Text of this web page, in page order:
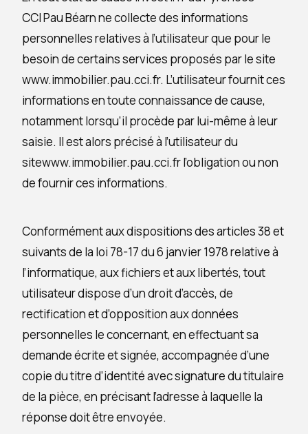
CCI Pau Béarn ne collecte des informations
personnelles relatives à l’utilisateur que pour le
besoin de certains services proposés par le site
www.immobilier.pau.cci.fr. L’utilisateur fournit ces
informations en toute connaissance de cause,
notamment lorsqu’il procède par lui-même à leur
saisie. Il est alors précisé à l’utilisateur du
sitewww.immobilier.pau.cci.fr l’obligation ou non
de fournir ces informations.
Conformément aux dispositions des articles 38 et
suivants de la loi 78-17 du 6 janvier 1978 relative à
l’informatique, aux fichiers et aux libertés, tout
utilisateur dispose d’un droit d’accès, de
rectification et d’opposition aux données
personnelles le concernant, en effectuant sa
demande écrite et signée, accompagnée d’une
copie du titre d’identité avec signature du titulaire
de la pièce, en précisant l’adresse à laquelle la
réponse doit être envoyée.